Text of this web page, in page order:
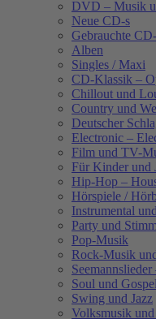
DVD – Musik
Neue CD-s
Gebrauchte
Alben
Singles / Maxi
CD-Klassik –
Chillout und
Country und
Deutscher
Electronic –
Film und TV-
Für Kinder und
Hip-Hop –
Hörspiele /
Instrumental
Party und
Pop-Musik
Rock-Musik
Soul und Gospel
Swing und Jazz
Volksmusik